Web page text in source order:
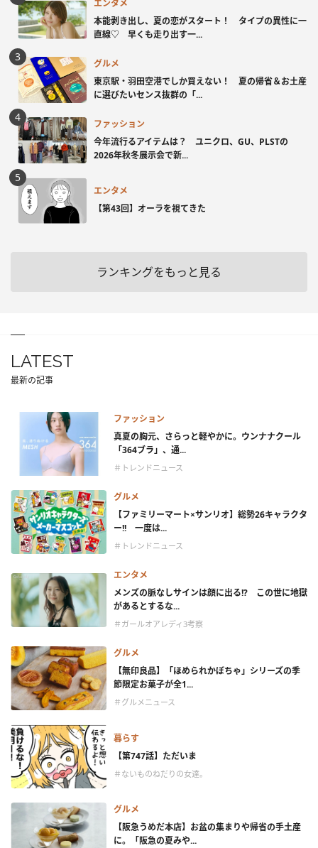
エンタメ
本能剥き出し、夏の恋がスタート！ タイプの異性に一
直線♡ 早くも走り出す一...
グルメ
東京駅・羽田空港でしか買えない！ 夏の帰省＆お土産
に選びたいセンス抜群の「...
ファッション
今年流行るアイテムは？ ユニクロ、GU、PLSTの
2026年秋冬展示会で新...
エンタメ
【第43回】オーラを視てきた
ランキングをもっと見る
LATEST
最新の記事
ファッション
真夏の胸元、さらっと軽やかに。ウンナナクール
「364ブラ」、通...
＃トレンドニュース
グルメ
【ファミリーマート×サンリオ】総勢26キャラクタ
ー!! 一度は...
＃トレンドニュース
エンタメ
メンズの脈なしサインは顔に出る!? この世に地獄
があるとするな...
＃ガールオアレディ3考察
グルメ
【無印良品】「ほめられかぼちゃ」シリーズの季
節限定お菓子が全1...
＃グルメニュース
暮らす
【第747話】ただいま
＃ないものねだりの女達。
グルメ
【阪急うめだ本店】お盆の集まりや帰省の手土産
に。「阪急の夏みや...